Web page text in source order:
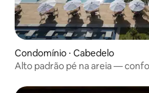
Condomínio ⋅ Cabedelo
Alto padrão pé na areia —